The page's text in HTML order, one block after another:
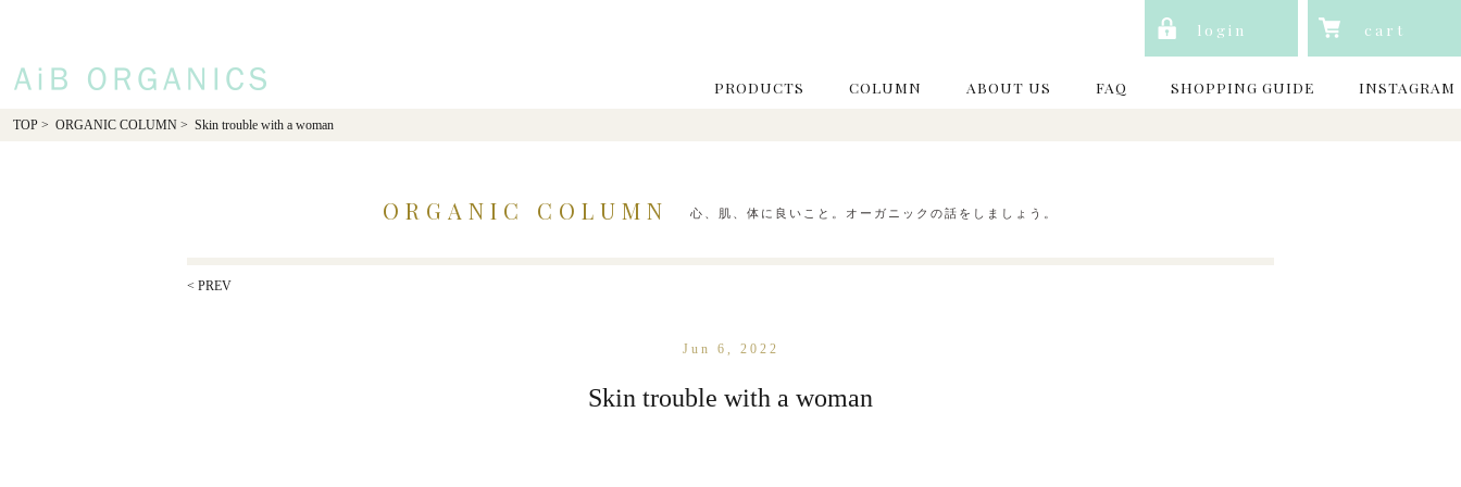
login cart
PRODUCTS COLUMN ABOUT US FAQ SHOPPING GUIDE INSTAGRAM
TOP> ORGANIC COLUMN> Skin trouble with a woman
ORGANIC COLUMN 心、肌、体に良いこと。オーガニックの話をしましょう。
< PREV
Jun 6, 2022
Skin trouble with a woman